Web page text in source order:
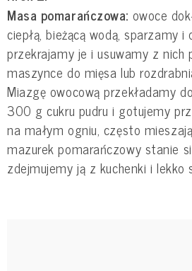
Masa pomarańczowa: owoce
ciepłą, bieżącą wodą, sparzamy
przekrajamy je i usuwamy z nich
maszynce do mięsa lub
Miazgę owocową przekładamy
300 g cukru pudru i gotujemy
na małym ogniu, często
mazurek pomarańczowy stanie
zdejmujemy ją z kuchenki i lekko